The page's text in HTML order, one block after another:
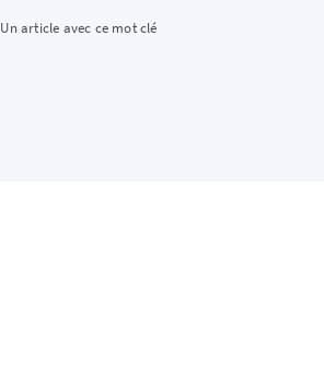
Un article avec ce mot clé